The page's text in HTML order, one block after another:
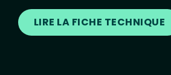
LIRE LA FICHE TECHNIQUE